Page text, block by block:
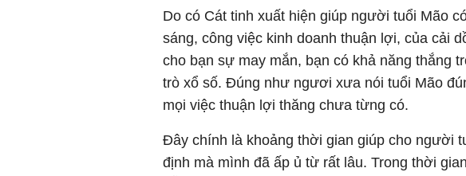
Do có Cát tinh xuất hiện giúp người tuổi Mão
sáng, công việc kinh doanh thuận lợi, của cải
cho bạn sự may mắn, bạn có khả năng thắng
trò xổ số. Đúng như ngươi xưa nói tuổi Mão
mọi việc thuận lợi thăng chưa từng có.
Đây chính là khoảng thời gian giúp cho người
định mà mình đã ấp ủ từ rất lâu. Trong thời